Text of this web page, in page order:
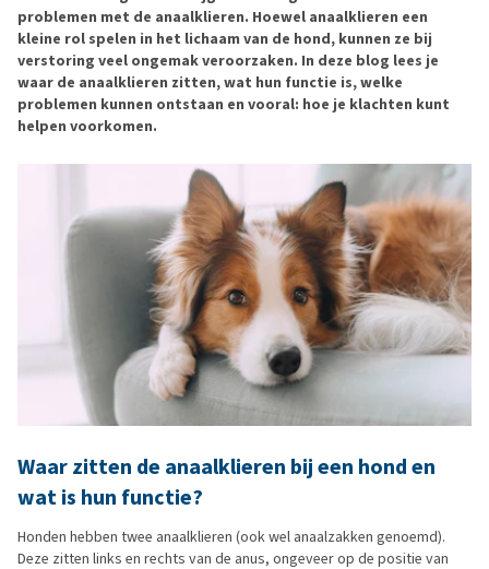
problemen met de anaalklieren. Hoewel anaalklieren een
kleine rol spelen in het lichaam van de hond, kunnen ze bij
verstoring veel ongemak veroorzaken. In deze blog lees je
waar de anaalklieren zitten, wat hun functie is, welke
problemen kunnen ontstaan en vooral: hoe je klachten kunt
helpen voorkomen.
Waar zitten de anaalklieren bij een hond en
wat is hun functie?
Honden hebben twee anaalklieren (ook wel anaalzakken genoemd).
Deze zitten links en rechts van de anus, ongeveer op de positie van